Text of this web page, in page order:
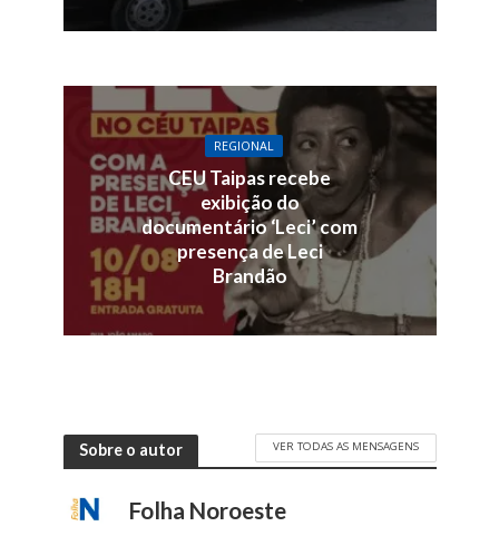
REGIONAL
CEU Taipas recebe
exibição do
documentário ‘Leci’ com
presença de Leci
Brandão
Sobre o autor VER TODAS AS MENSAGENS
Folha Noroeste